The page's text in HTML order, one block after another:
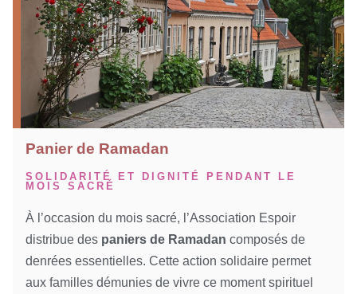
Panier de Ramadan
SOLIDARITÉ ET DIGNITÉ PENDANT LE
MOIS SACRÉ
À l’occasion du mois sacré, l’Association Espoir
distribue des paniers de Ramadan composés de
denrées essentielles. Cette action solidaire permet
aux familles démunies de vivre ce moment spirituel